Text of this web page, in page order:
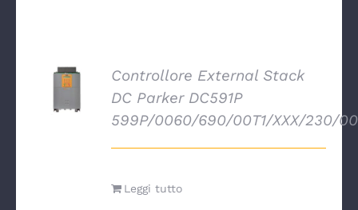
DETTAGLI
Controllore External Stack
DC Parker DC591P
599P/0060/690/00T1/XXX/230/
Leggi tutto